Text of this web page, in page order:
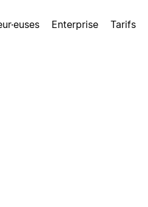
Enterprise Tarifs